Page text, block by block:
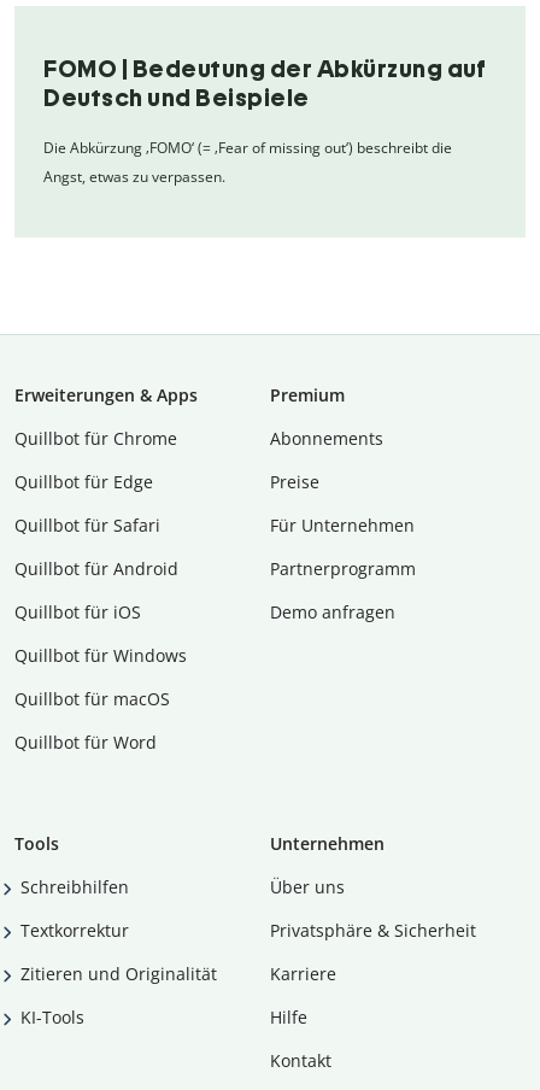
FOMO | Bedeutung der Abkürzung auf
Deutsch und Beispiele
Die Abkürzung ‚FOMO‘ (= ‚Fear of missing out‘) beschreibt die
Angst, etwas zu verpassen.
Erweiterungen & Apps
Quillbot für Chrome
Quillbot für Edge
Quillbot für Safari
Quillbot für Android
Quillbot für iOS
Quillbot für Windows
Quillbot für macOS
Quillbot für Word
Premium
Abon­ne­ments
Preise
Für Unternehmen
Partnerprogramm
Demo anfragen
Tools
Schreibhilfen
Textkorrektur
Zitieren und Originalität
KI-Tools
Unternehmen
Über uns
Privatsphäre & Sicherheit
Karriere
Hilfe
Kontakt